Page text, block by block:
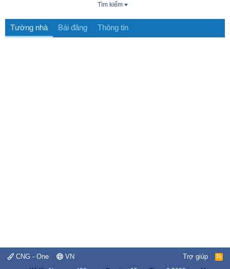
Tìm kiếm
Tường nhà Bài đăng Thông tin
CNG - One VN Trợ giúp
R